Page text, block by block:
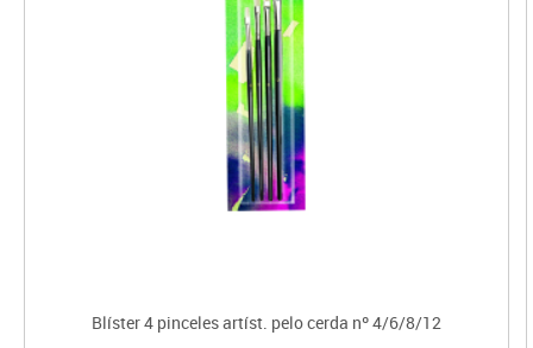
Blíster 4 pinceles artíst. pelo cerda nº 4/6/8/12